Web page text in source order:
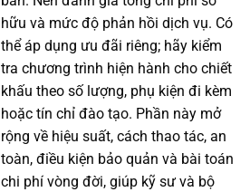
hữu và mức độ phản hồi dịch vụ. Có
thể áp dụng ưu đãi riêng; hãy kiểm
tra chương trình hiện hành cho chiết
khấu theo số lượng, phụ kiện đi kèm
hoặc tín chỉ đào tạo. Phần này mở
rộng về hiệu suất, cách thao tác, an
toàn, điều kiện bảo quản và bài toán
chi phí vòng đời, giúp kỹ sư và bộ